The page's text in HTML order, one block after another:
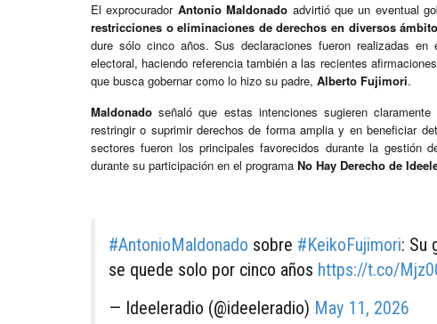
El exprocurador Antonio Maldonado advirtió que un eventual
restricciones o eliminaciones de derechos en diversos
dure sólo cinco años. Sus declaraciones fueron realizadas
electoral, haciendo referencia también a las recientes
que busca gobernar como lo hizo su padre, Alberto Fujimori.
Maldonado señaló que estas intenciones sugieren
restringir o suprimir derechos de forma amplia y en beneficiar
sectores fueron los principales favorecidos durante la gestión
durante su participación en el programa No Hay Derecho de
#AntonioMaldonado sobre #KeikoFujimori: Su
se quede solo por cinco años https://t.co/
— Ideeleradio (@ideeleradio) May 11, 2026